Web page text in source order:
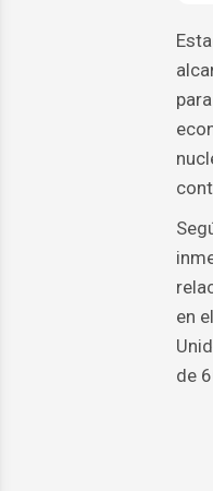
en
de